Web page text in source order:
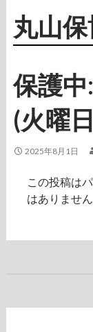
丸山
保護
(火曜
2025年8月1日
この投稿は
はありません